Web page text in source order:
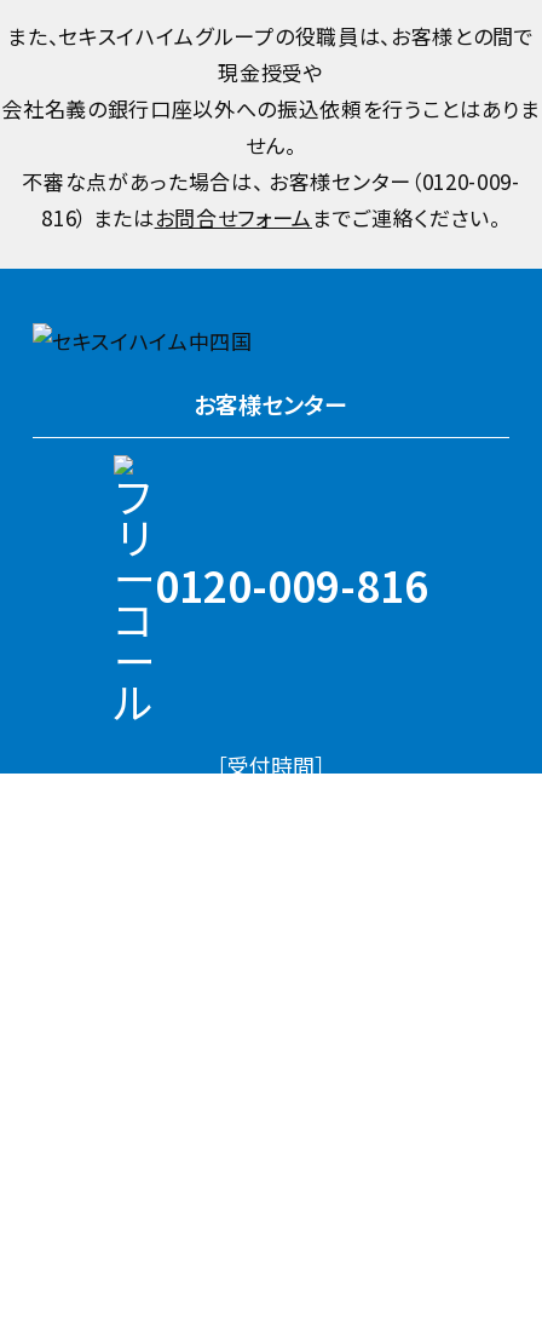
また、セキスイハイムグループの役職員は、お客様との間で
現金授受や
会社名義の銀行口座以外への振込依頼を行うことはありま
せん。
不審な点があった場合は、 お客様センター（0120-009-
816） またはお問合せフォームまでご連絡ください。
お客様センター
0120-009-816
［受付時間］